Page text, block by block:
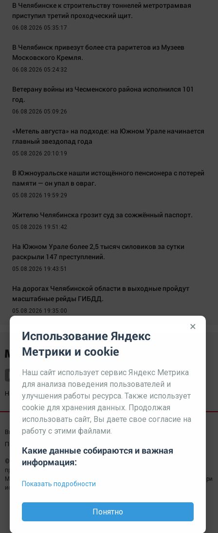
В Челябинске к строительству тоннелей метротрамвая
приступил третий проходческий щит.
06.08.2026 05:35:17
В Челябинск привезут более ста раритетов из Музеев
Московского Кремля.
06.08.2026 05:24:32
Ветерану войны из Чесменского района исполнился 101
год.
06.08.2026 05:09:26
«Метель августа» на подходе: на Южном Урале начинается
главный звездопад года
05.08.2026 20:10:19
В Южноуральске нашли истощённого пенсионера с потерей
памяти — он упал в овраг.
05.08.2026 19:59:29
Жителю Челябинска грозит суд за сожжённый паспорт.
05.08.2026 19:51:42
На Южном Урале более 2,5 тысяч силовиков за сутки
раскрыли 147 преступлений.
05.08.2026 19:43:51
На дорогах Челябинской области в выходные пройдут
масштабные рейды ГИБДД.
05.08.2026 19:35:00
Наш партнерkurorty-sochi.ru
Выходные данные СМИ Реклама
Пользовательское соглашение
© 2026 МЕДИАЗАВОД — Сайт может содержать контент,
предназначенный для лиц 18+
Мнение редакции может не совпадать с мнением отдельных авторов.При
использовании материалов сайта ссылка обязательна.
×
Использование Яндекс
Метрики и cookie
Наш сайт использует сервис Яндекс Метрика
для анализа поведения пользователей и
улучшения работы ресурса. Также использует
cookie для хранения данных. Продолжая
использовать сайт, Вы даете свое согласие на
работу с этими файлами.
Какие данные собираются и важная
информация:
Показать подробности
Понятно